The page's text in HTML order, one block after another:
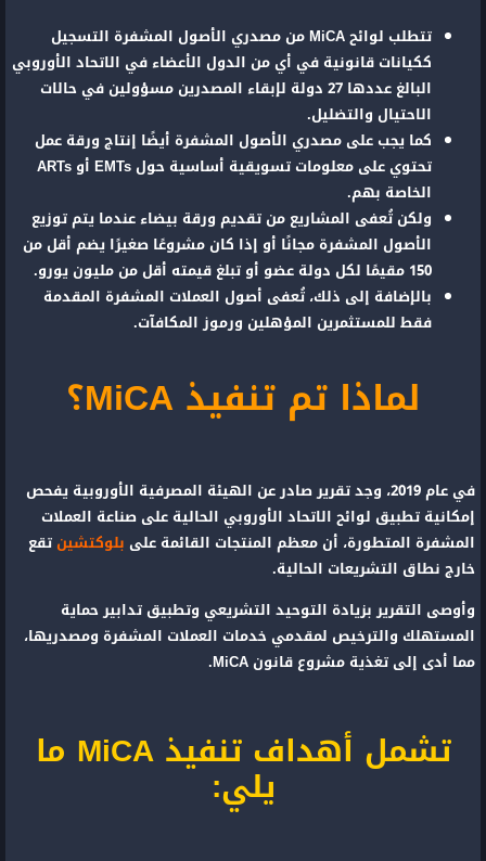
تتطلب لوائح MiCA من مصدري الأصول المشفرة التسجيل
ككيانات قانونية في أي من الدول الأعضاء في الاتحاد الأوروبي
البالغ عددها 27 دولة لإبقاء المصدرين مسؤولين في حالات
الاحتيال والتضليل.
كما يجب على مصدري الأصول المشفرة أيضًا إنتاج ورقة عمل
تحتوي على معلومات تسويقية أساسية حول EMTs أو ARTs
الخاصة بهم.
ولكن تُعفى المشاريع من تقديم ورقة بيضاء عندما يتم توزيع
الأصول المشفرة مجانًا أو إذا كان مشروعًا صغيرًا يضم أقل من
150 مقيمًا لكل دولة عضو أو تبلغ قيمته أقل من مليون يورو.
بالإضافة إلى ذلك، تُعفى أصول العملات المشفرة المقدمة
فقط للمستثمرين المؤهلين ورموز المكافآت.
لماذا تم تنفيذ MiCA؟
في عام 2019، وجد تقرير صادر عن الهيئة المصرفية الأوروبية يفحص
إمكانية تطبيق لوائح الاتحاد الأوروبي الحالية على صناعة العملات
المشفرة المتطورة، أن معظم المنتجات القائمة على بلوكتشينتقع
خارج نطاق التشريعات الحالية.
وأوصى التقرير بزيادة التوحيد التشريعي وتطبيق تدابير حماية
المستهلك والترخيص لمقدمي خدمات العملات المشفرة ومصدريها،
مما أدى إلى تغذية مشروع قانون MiCA.
تشمل أهداف تنفيذ MiCA ما
يلي: